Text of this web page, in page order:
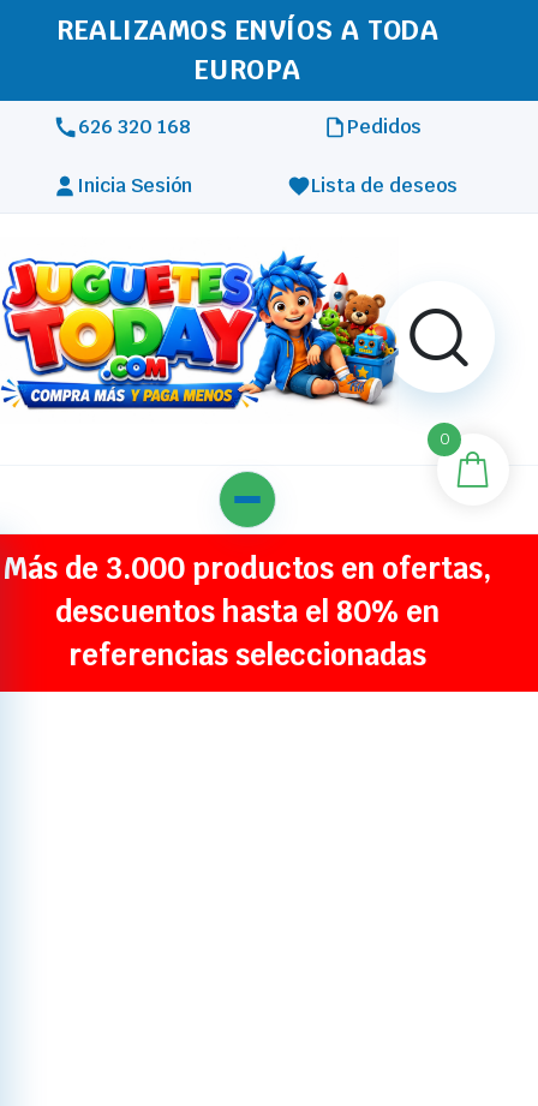
REALIZAMOS ENVÍOS A TODA
EUROPA
626 320 168 Pedidos
Inicia Sesión Lista de deseos
Más de 3.000 productos en ofertas,
descuentos hasta el 80% en
referencias seleccionadas
0